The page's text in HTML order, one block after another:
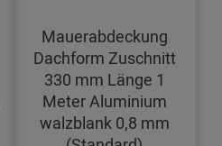
Mauerabdeckung
Dachform Zuschnitt
330 mm Länge 1
Meter Aluminium
walzblank 0,8 mm